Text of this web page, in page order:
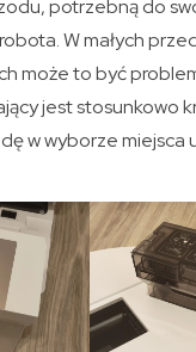
potrzebną do
W małych
może to być
jest stosunkowo
w wyborze miejsca